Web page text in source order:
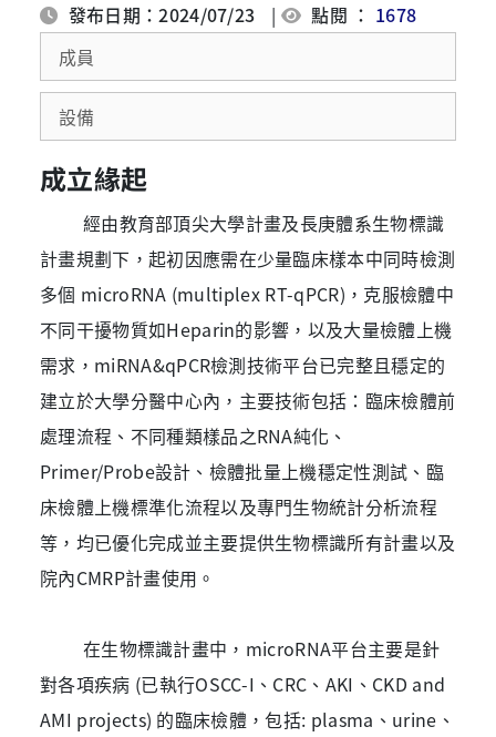
發布日期：2024/07/23 | 點閱 ： 1678
成員
設備
成立緣起
經由教育部頂尖大學計畫及長庚體系生物標識
計畫規劃下，起初因應需在少量臨床樣本中同時檢測
多個 microRNA (multiplex RT-qPCR)，克服檢體中
不同干擾物質如Heparin的影響，以及大量檢體上機
需求，miRNA&qPCR檢測技術平台已完整且穩定的
建立於大學分醫中心內，主要技術包括：臨床檢體前
處理流程、不同種類樣品之RNA純化、
Primer/Probe設計、檢體批量上機穩定性測試、臨
床檢體上機標準化流程以及專門生物統計分析流程
等，均已優化完成並主要提供生物標識所有計畫以及
院內CMRP計畫使用。
在生物標識計畫中，microRNA平台主要是針
對各項疾病 (已執行OSCC-I、CRC、AKI、CKD and
AMI projects) 的臨床檢體，包括: plasma、urine、